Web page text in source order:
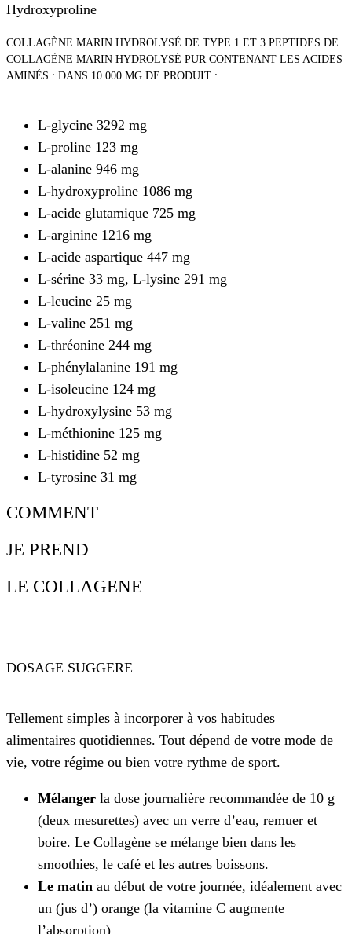
Hydroxyproline
COLLAGÈNE MARIN HYDROLYSÉ DE TYPE 1 ET 3 PEPTIDES DE
COLLAGÈNE MARIN HYDROLYSÉ PUR CONTENANT LES ACIDES
AMINÉS : DANS 10 000 MG DE PRODUIT :
L-glycine 3292 mg
L-proline 123 mg
L-alanine 946 mg
L-hydroxyproline 1086 mg
L-acide glutamique 725 mg
L-arginine 1216 mg
L-acide aspartique 447 mg
L-sérine 33 mg, L-lysine 291 mg
L-leucine 25 mg
L-valine 251 mg
L-thréonine 244 mg
L-phénylalanine 191 mg
L-isoleucine 124 mg
L-hydroxylysine 53 mg
L-méthionine 125 mg
L-histidine 52 mg
L-tyrosine 31 mg
COMMENT
JE PREND
LE COLLAGENE
DOSAGE SUGGERE
Tellement simples à incorporer à vos habitudes
alimentaires quotidiennes. Tout dépend de votre mode de
vie, votre régime ou bien votre rythme de sport.
Mélanger la dose journalière recommandée de 10 g
(deux mesurettes) avec un verre d’eau, remuer et
boire. Le Collagène se mélange bien dans les
smoothies, le café et les autres boissons.
Le matin au début de votre journée, idéalement avec
un (jus d’) orange (la vitamine C augmente
l’absorption)